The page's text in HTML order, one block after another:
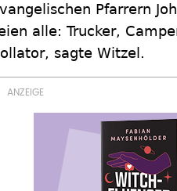
Pfarrern
alle: Trucker,
sagte Witzel.